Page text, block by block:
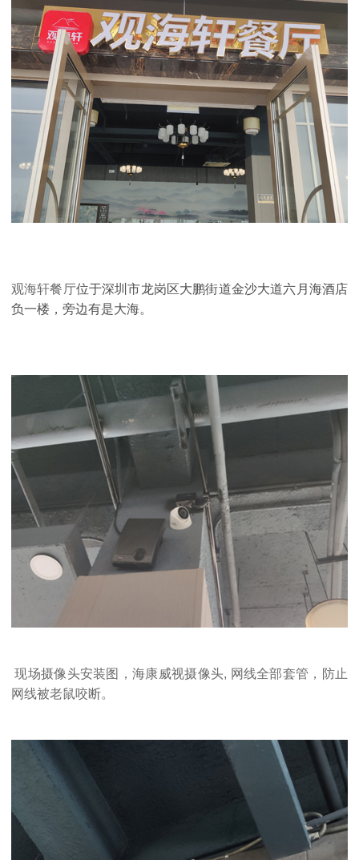
观海轩餐厅位于深圳市龙岗区大鹏街道金沙大道六月海酒店
负一楼，旁边有是大海。
现场摄像头安装图，海康威视摄像头, 网线全部套管，防止
网线被老鼠咬断。